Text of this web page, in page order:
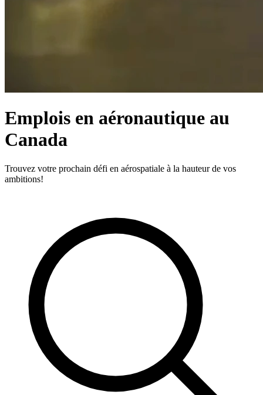
Emplois en aéronautique au
Canada
Trouvez votre prochain défi en aérospatiale à la hauteur de vos
ambitions!